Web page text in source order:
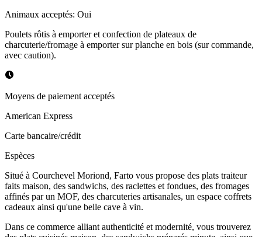
Animaux acceptés: Oui
Poulets rôtis à emporter et confection de plateaux de
charcuterie/fromage à emporter sur planche en bois (sur commande,
avec caution).
Moyens de paiement acceptés
American Express
Carte bancaire/crédit
Espèces
Situé à Courchevel Moriond, Farto vous propose des plats traiteur
faits maison, des sandwichs, des raclettes et fondues, des fromages
affinés par un MOF, des charcuteries artisanales, un espace coffrets
cadeaux ainsi qu'une belle cave à vin.
Dans ce commerce alliant authenticité et modernité, vous trouverez